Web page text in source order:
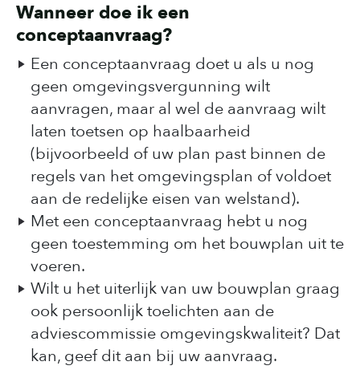
Wanneer doe ik een
conceptaanvraag?
Een conceptaanvraag doet u als u nog
geen omgevingsvergunning wilt
aanvragen, maar al wel de aanvraag wilt
laten toetsen op haalbaarheid
(bijvoorbeeld of uw plan past binnen de
regels van het omgevingsplan of voldoet
aan de redelijke eisen van welstand).
Met een conceptaanvraag hebt u nog
geen toestemming om het bouwplan uit te
voeren.
Wilt u het uiterlijk van uw bouwplan graag
ook persoonlijk toelichten aan de
adviescommissie omgevingskwaliteit? Dat
kan, geef dit aan bij uw aanvraag.